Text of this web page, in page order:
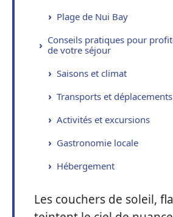
Plage de Nui Bay
Conseils pratiques pour
de votre séjour
Saisons et climat
Transports et déplacements
Activités et excursions
Gastronomie locale
Hébergement
Les couchers de soleil,